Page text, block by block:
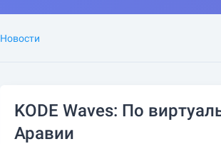
Новости
KODE Waves: По
Аравии